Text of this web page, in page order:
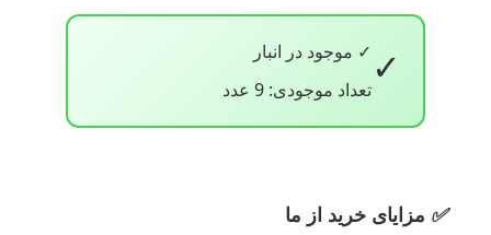
✓ ✓ موجود در انبار
تعداد موجودی: 9 عدد
✅ مزایای خرید از ما